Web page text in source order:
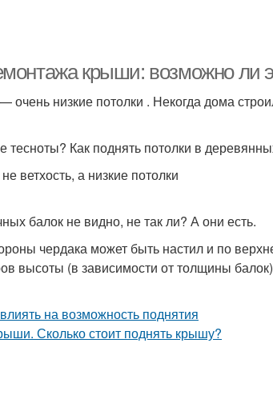
крыши: возможно ли
низкие потолки . Некогда дома
тесноты? Как поднять потолки в
ветхость, а низкие потолки
балок не видно, не так ли? А они есть.
чердака может быть настил и по
высоты (в зависимости от толщины